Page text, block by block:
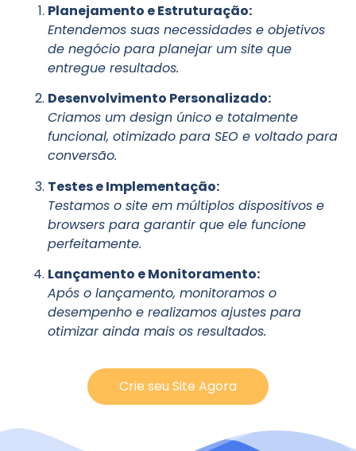
Planejamento e Estruturação:
Entendemos suas necessidades e objetivos
de negócio para planejar um site que
entregue resultados.
Desenvolvimento Personalizado:
Criamos um design único e totalmente
funcional, otimizado para SEO e voltado para
conversão.
Testes e Implementação:
Testamos o site em múltiplos dispositivos e
browsers para garantir que ele funcione
perfeitamente.
Lançamento e Monitoramento:
Após o lançamento, monitoramos o
desempenho e realizamos ajustes para
otimizar ainda mais os resultados.
Crie seu Site Agora